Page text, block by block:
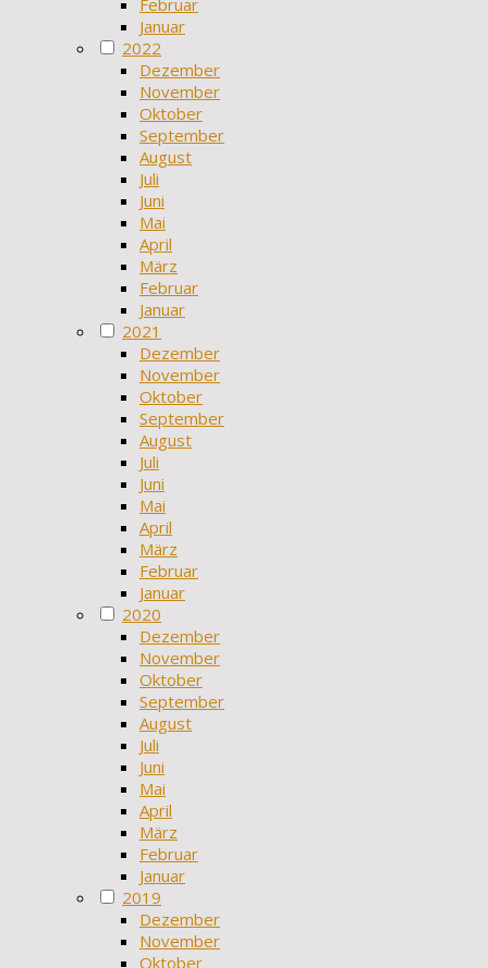
Februar
Januar
2022
Dezember
November
Oktober
September
August
Juli
Juni
Mai
April
März
Februar
Januar
2021
Dezember
November
Oktober
September
August
Juli
Juni
Mai
April
März
Februar
Januar
2020
Dezember
November
Oktober
September
August
Juli
Juni
Mai
April
März
Februar
Januar
2019
Dezember
November
Oktober